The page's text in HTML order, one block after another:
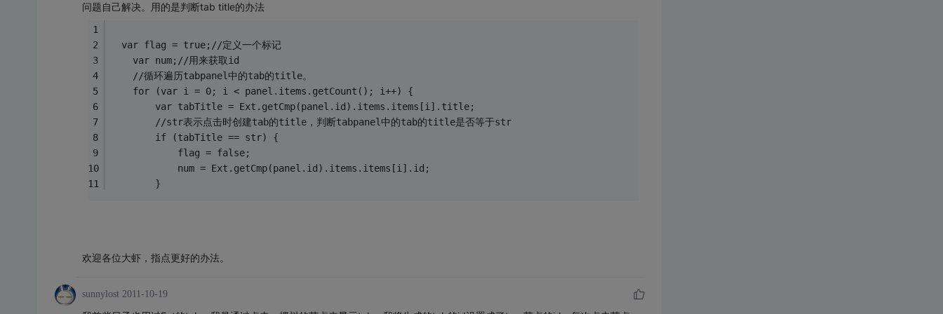
问题自己解决。用的是判断tab title的办法
  var flag = true;//定义一个标记
    var num;//用来获取id
    //循环遍历tabpanel中的tab的title。
    for (var i = 0; i < panel.items.getCount(); i++) {
        var tabTitle = Ext.getCmp(panel.id).items.items[i].title;
        //str表示点击时创建tab的title，判断tabpanel中的tab的title是否等于str
        if (tabTitle == str) {
            flag = false;
            num = Ext.getCmp(panel.id).items.items[i].id;
        }
欢迎各位大虾，指点更好的办法。
sunnylost 2011-10-19